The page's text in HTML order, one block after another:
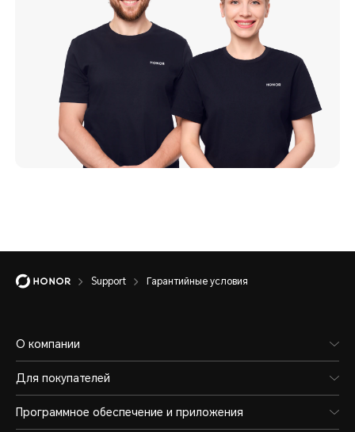
Support Гарантийные условия
О компании
Для покупателей
Программное обеспечение и приложения